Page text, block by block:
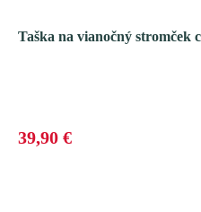
Taška na vianočný stromček
39,90 €